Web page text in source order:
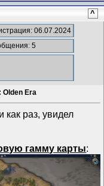
^
06.07.2024
5
Olden Era
как раз, увидел
гамму карты: